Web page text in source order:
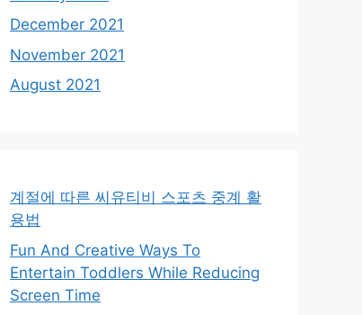
December 2021
November 2021
August 2021
계절에 따른 씨유티비 스포츠 중계 활
용법
Fun And Creative Ways To
Entertain Toddlers While Reducing
Screen Time